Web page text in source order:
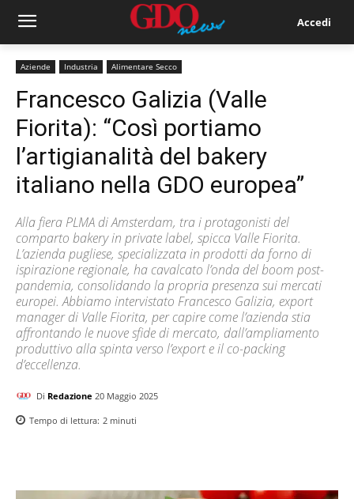
Accedi
Aziende Industria Alimentare Secco
Francesco Galizia (Valle
Fiorita): “Così portiamo
l’artigianalità del bakery
italiano nella GDO europea”
Alla fiera PLMA di Amsterdam, tra i protagonisti del
comparto bakery in private label, spicca Valle Fiorita.
L’azienda pugliese, specializzata in prodotti da forno di
ispirazione regionale, ha cavalcato l’onda del boom post-
pandemia, consolidando la propria presenza sui mercati
europei. Abbiamo intervistato Francesco Galizia, export
manager di Valle Fiorita, per capire come l’azienda stia
affrontando le nuove sfide di mercato, dall’ampliamento
produttivo alla spinta verso l’export e il co-packing
d’eccellenza.
Di Redazione 20 Maggio 2025
Tempo di lettura: 2 minuti